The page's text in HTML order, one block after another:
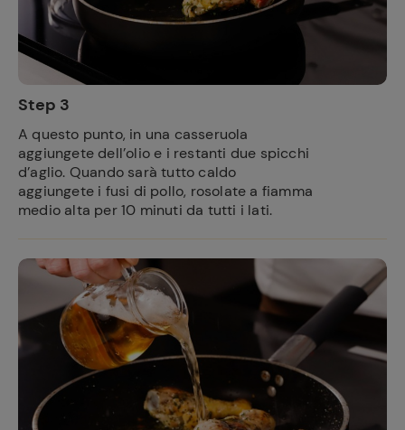
Step 3
A questo punto, in una casseruola
aggiungete dell’olio e i restanti due spicchi
d’aglio. Quando sarà tutto caldo
aggiungete i fusi di pollo, rosolate a fiamma
medio alta per 10 minuti da tutti i lati.